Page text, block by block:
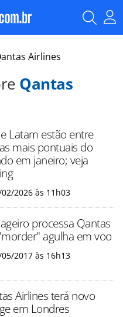
Airlines
Qantas
Latam estão entre
mais pontuais do
em janeiro; veja
2026 às 11h03
processa Qantas
agulha em voo
2017 às 16h13
Airlines terá novo
em Londres